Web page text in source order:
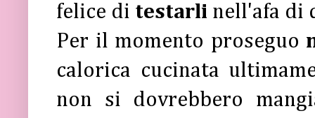
felice di testarli nell'afa di
Per il momento proseguo
calorica cucinata
non si dovrebbero